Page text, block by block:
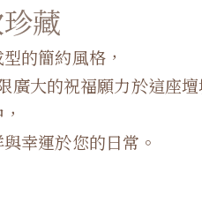
藏
的簡約風格，
廣大的祝福願力於這座
幸運於您的日常。